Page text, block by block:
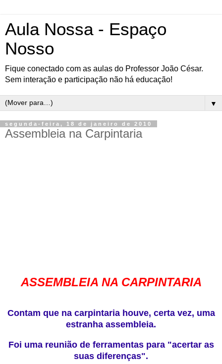
Aula Nossa - Espaço
Nosso
Fique conectado com as aulas do Professor João César.
Sem interação e participação não há educação!
▼
segunda-feira, 18 de janeiro de 2010
Assembleia na Carpintaria
ASSEMBLEIA NA CARPINTARIA
Contam que na carpintaria houve, certa vez, uma
estranha assembleia.
Foi uma reunião de ferramentas para "acertar as
suas diferenças".